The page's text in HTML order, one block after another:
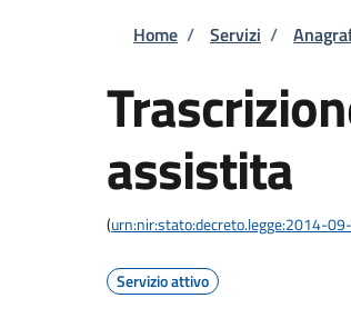
Briciole di
Home / Servizi /
assistita
(urn:nir:stato:decreto.legge:2014-
Servizio attivo